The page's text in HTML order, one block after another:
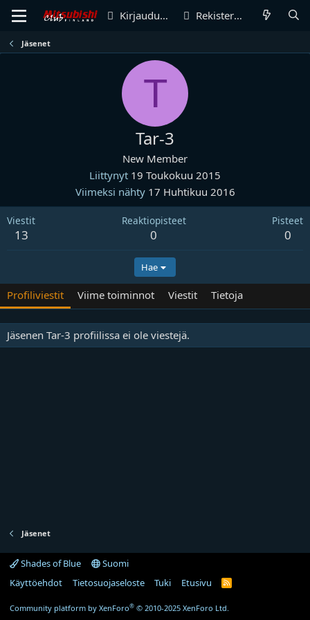
Kirjaudu sisään Rekisteröidy
Jäsenet
T
Tar-3
New Member
Liittynyt 19 Toukokuu 2015
Viimeksi nähty 17 Huhtikuu 2016
Viestit
13
Reaktiopisteet
0
Pisteet
0
Hae
Profiliviestit Viime toiminnot Viestit Tietoja
Jäsenen Tar-3 profiilissa ei ole viestejä.
Jäsenet
Shades of Blue
Suomi
Käyttöehdot
Tietosuojaseloste Tuki Etusivu
R
Community platform by XenForo® © 2010-2025 XenForo Ltd.